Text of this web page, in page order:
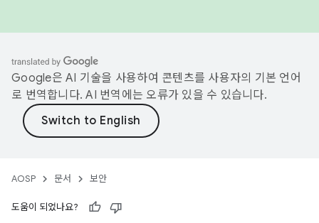
Google은 AI 기술을 사용하여 콘텐츠를 사용자의 기본 언어
로 번역합니다. AI 번역에는 오류가 있을 수 있습니다.
AOSP 문서 보안
도움이 되었나요?